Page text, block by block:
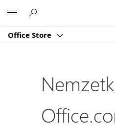
Office Store